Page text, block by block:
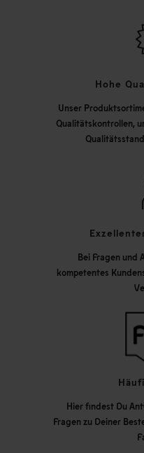
Hohe
Unser
Qualitätskontrollen,
Bei Fragen und
kompetentes
Hier findest Du
Fragen zu Deiner